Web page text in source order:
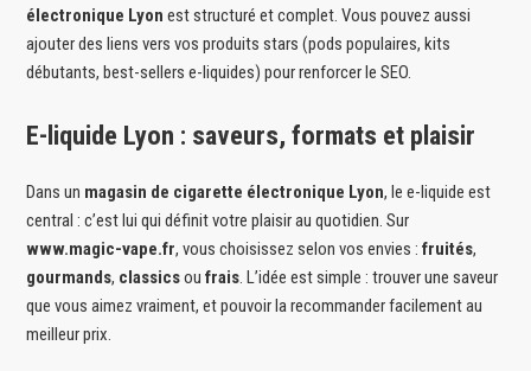
électronique Lyon est structuré et complet. Vous pouvez aussi
ajouter des liens vers vos produits stars (pods populaires, kits
débutants, best-sellers e-liquides) pour renforcer le SEO.
E-liquide Lyon : saveurs, formats et plaisir
Dans un magasin de cigarette électronique Lyon, le e-liquide est
central : c’est lui qui définit votre plaisir au quotidien. Sur
www.magic-vape.fr, vous choisissez selon vos envies :fruités,
gourmands, classicsoufrais. L’idée est simple : trouver une saveur
que vous aimez vraiment, et pouvoir la recommander facilement au
meilleur prix.